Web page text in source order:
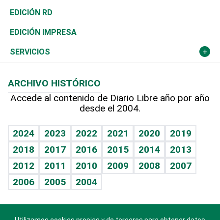
Ocenanía
Caribe
Resto del mundo
Telecom.
Global y variable
Economía personal
Sociales
Novedades
Podcast Arte Libre
Hablando con el pediatra
Vida y familia
Eñe
Celebrando la vida
Sin complejos
En pocas palabras
Tenis
Olimpismo
Más deportes
Línea de hit
TBT Deportivo
El Espía
Noticiero Poteleche
Columnistas
Más firmas
Historia
Martes de tecnología
Cambio climático
Revista
Deportes
Opinión
Hecho en casa
Guía del dinero
EDICIÓN RD
EDICIÓN IMPRESA
SERVICIOS
Cumpleaños
Horóscopos
Crucigramas
ARCHIVO HISTÓRICO
Accede al contenido de Diario Libre año por año
desde el 2004.
2024 2023 2022 2021 2020
2019
2018
2017 2016 2015 2014
2013
2012
2011 2010 2009 2008
2007
2006
2005 2004